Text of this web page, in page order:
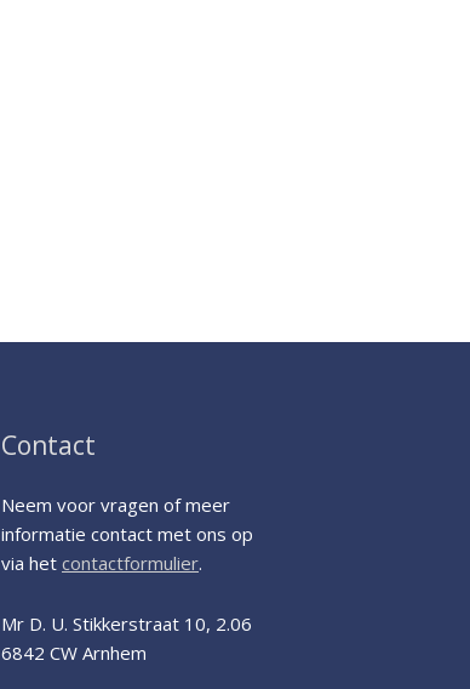
Contact
Neem voor vragen of meer
informatie contact met ons op
via het contactformulier.
Mr D. U. Stikkerstraat 10, 2.06
6842 CW Arnhem